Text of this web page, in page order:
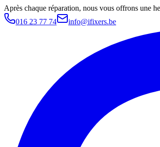
Après chaque réparation, nous vous offrons une
016 23 77 74
info@ifixers.be